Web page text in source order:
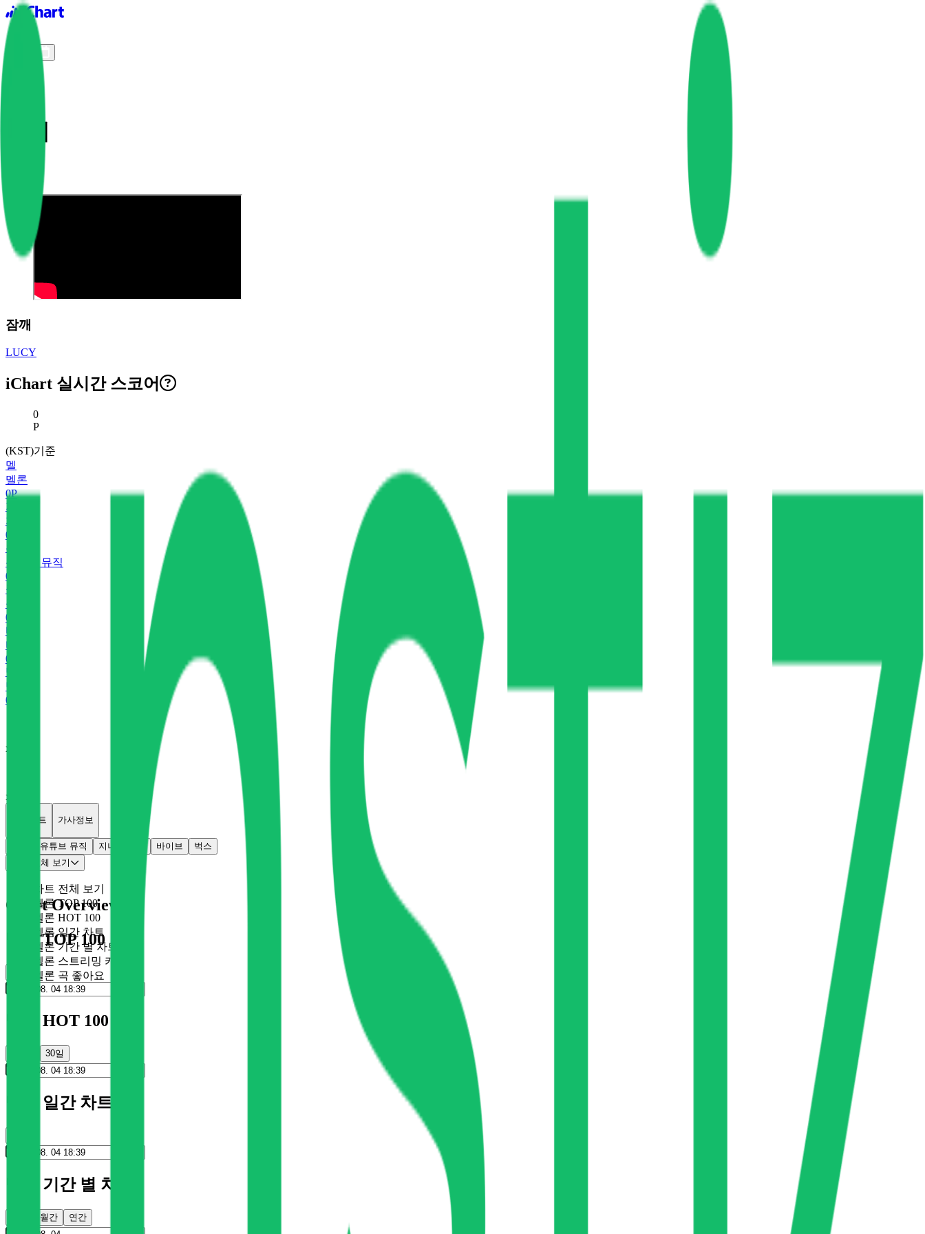
iChart logo
잠깨
잠깨
LUCY
iChart 실시간 스코어
현재 스코어
0
P
(KST)기준
멜
멜론
0P
지
지니
0
유
유튜브 뮤직
0
플
플로
0
바
바이브
0
벅
벅스
0
x
x
개별차트 가사정보
유튜브 뮤직 지니 바이브
벅스
차트 전체 보기
차트 전체 보기
멜론 TOP 100
멜론 HOT 100
멜론 일간 차트
멜론 기간 별 차트
멜론 스트리밍 카드
멜론 곡 좋아요
Chart Overview
멜론 TOP 100
멜론 HOT 100
30일
멜론 일간 차트
멜론 기간 별 차트
월간 연간